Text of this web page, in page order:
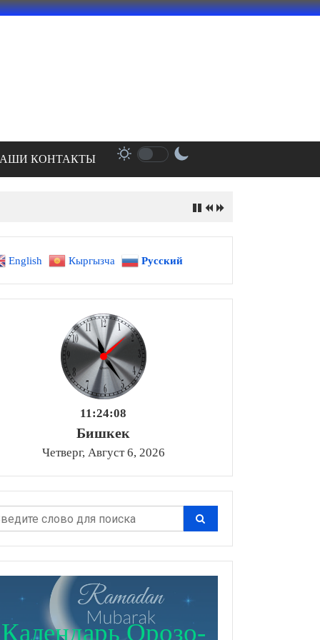
КОНТАКТЫ
English Кыргызча Русский
11:24:09
Бишкек
Четверг, Август 6, 2026
Календарь Орозо-